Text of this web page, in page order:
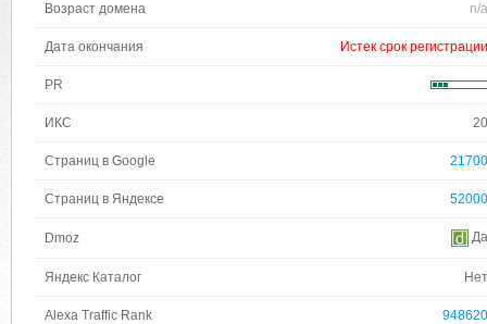
Возраст домена n/a
Дата окончания Истек срок регистрации
PR
ИКС 20
Страниц в Google 21700
Страниц в Яндексе 52000
Dmoz Да
Яндекс Каталог Нет
Alexa Traffic Rank 948620